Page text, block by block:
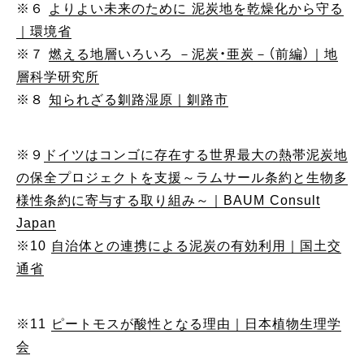
※６
よりよい未来のために 泥炭地を乾燥化から守る
｜環境省
※７ 燃える地層いろいろ －泥炭・亜炭－（前編）｜地
層科学研究所
※８ 知られざる釧路湿原｜釧路市
※９ ドイツはコンゴに存在する世界最大の熱帯泥炭地
の保全プロジェクトを支援～ラムサール条約と生物多
様性条約に寄与する取り組み～｜BAUM Consult
Japan
※10 自治体との連携による泥炭の有効利用｜国土交
通省
※11
ピートモスが酸性となる理由｜日本植物生理学
会